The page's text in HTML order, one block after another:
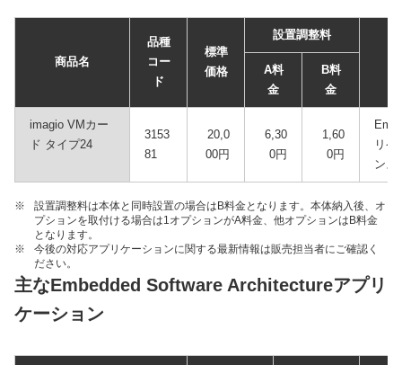
商品名
品種
コー
ド
標準
価格
設置調整料
A料
金
B料
金
imagio VMカー
ド タイプ24
3153
81
20,0
00円
6,30
0円
1,60
0円
リ
ンス
※
設置調整料は本体と同時設置の場合はB料金となります。本体納入後、オ
プションを取付ける場合は1オプションがA料金、他オプションはB料金
となります。
※
今後の対応アプリケーションに関する最新情報は販売担当者にご確認く
ださい。
主なEmbedded Software Architectureアプリ
ケーション